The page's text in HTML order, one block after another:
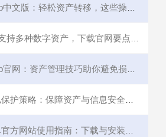
版：轻松资产转移，这些操作步骤要谨慎
多种数字资产，下载官网要点需了解
资产管理技巧助你避免损失、保障财富增长
略：保障资产与信息安全，实现匿名交易
网站使用指南：下载与安装问题全解析